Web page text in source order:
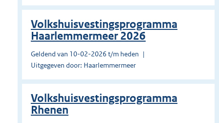
Volkshuisvestingsprogramma
Haarlemmermeer 2026
Geldend van 10-02-2026 t/m heden
Uitgegeven door: Haarlemmermeer
Volkshuisvestingsprogramma
Rhenen